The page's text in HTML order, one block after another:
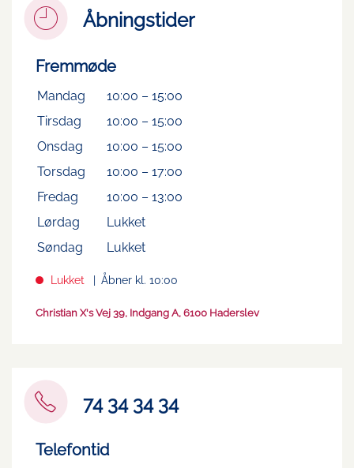
Åbningstider
Fremmøde
Mandag 10:00 – 15:00
Tirsdag
10:00 – 15:00
Onsdag
10:00 – 15:00
Torsdag
10:00 – 17:00
Fredag
10:00 – 13:00
Lørdag
Lukket
Søndag
Lukket
Lukket Åbner kl. 10:00
Christian X's Vej 39, Indgang A, 6100 Haderslev
74 34 34 34
Telefontid